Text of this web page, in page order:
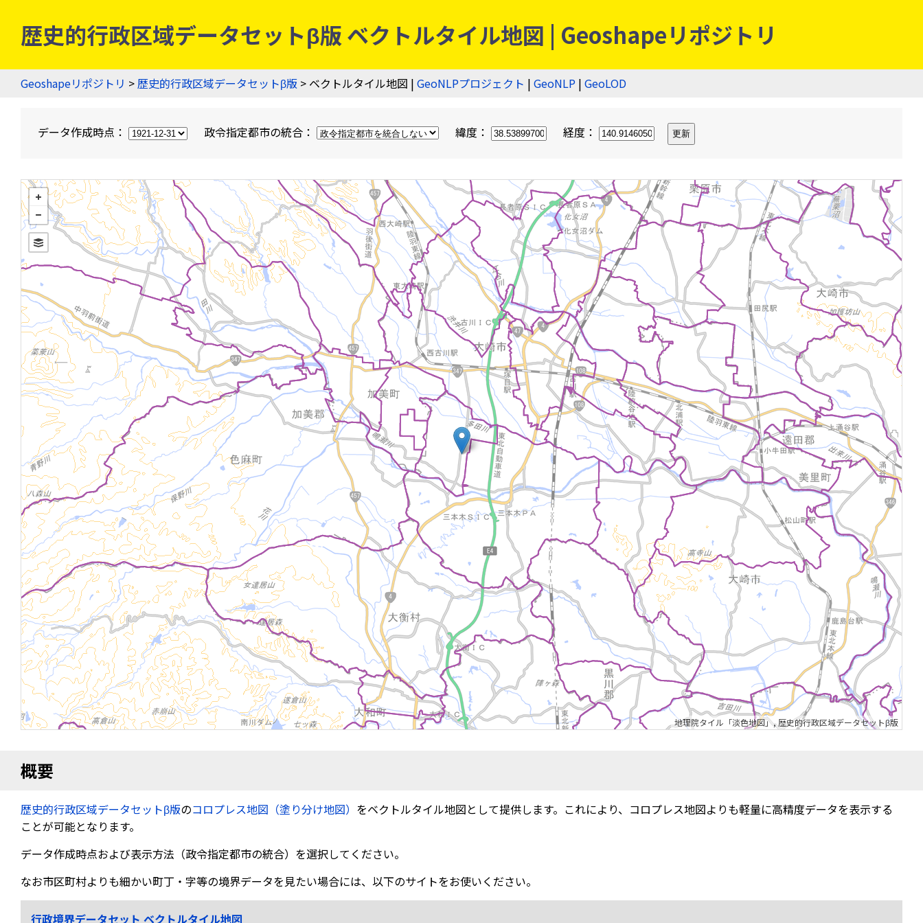
歴史的行政区域データセットβ版 ベクトルタイル地図 | Geoshapeリポジトリ
Geoshapeリポジトリ >歴史的行政区域データセットβ版 > ベクトルタイル地図 | GeoNLPプロジェクト | GeoNLP | GeoLOD
データ作成時点： 政令指定都市の統合： 緯度： 経度：
地理院タイル「淡色地図」,歴史的行政区域データセットβ版
概要
歴史的行政区域データセットβ版のコロプレス地図（塗り分け地図） をベクトルタイル地図として提供します。これにより、コロプレス地図よりも軽量に高精度データを表示する
ことが可能となります。
データ作成時点および表示方法（政令指定都市の統合）を選択してください。
なお市区町村よりも細かい町丁・字等の境界データを見たい場合には、以下のサイトをお使いください。
行政境界データセット ベクトルタイル地図